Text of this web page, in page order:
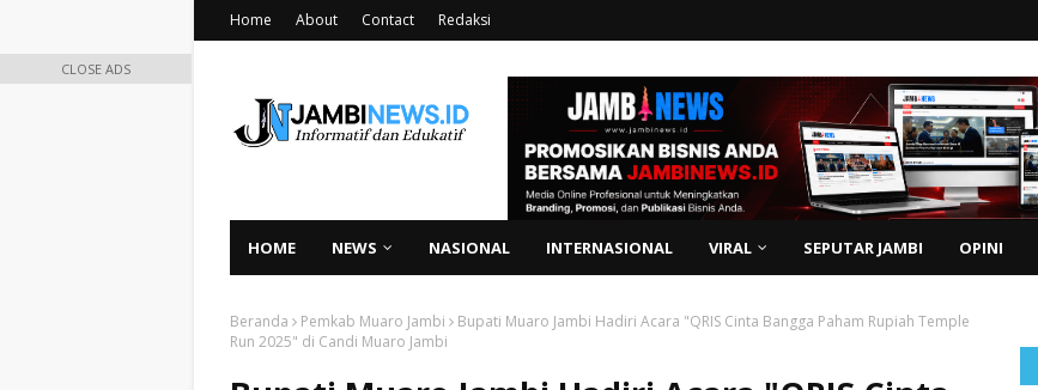
Home About Contact Redaksi
HOME NEWS NASIONAL INTERNASIONAL VIRAL SEPUTAR JAMBI OPINI
Beranda Pemkab Muaro Jambi
Bupati Muaro Jambi Hadiri Acara "QRIS Cinta Bangga Paham Rupiah Temple
Run 2025" di Candi Muaro Jambi
CLOSE ADS